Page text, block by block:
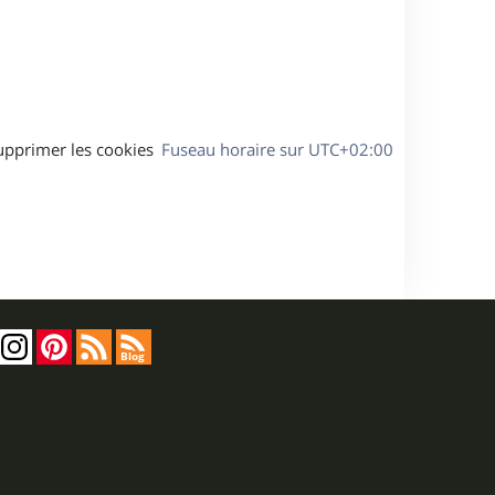
Fuseau horaire sur UTC+02:00
les cookies